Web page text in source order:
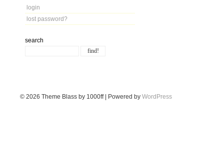
login
lost password?
search
© 2026 Theme Blass by 1000ff | Powered by WordPress